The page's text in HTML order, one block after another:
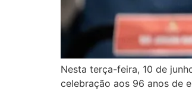
Nesta terça-feira, 10 de
celebração aos 96 anos de